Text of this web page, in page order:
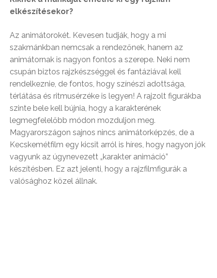
elkészítésekor?
Az animátorokét. Kevesen tudják, hogy a mi
szakmánkban nemcsak a rendezőnek, hanem az
animátornak is nagyon fontos a szerepe. Neki nem
csupán biztos rajzkészséggel és fantáziával kell
rendelkeznie, de fontos, hogy színészi adottsága,
térlátása és ritmusérzéke is legyen! A rajzolt figurákba
szinte bele kell bújnia, hogy a karakterének
legmegfelelőbb módon mozduljon meg.
Magyarországon sajnos nincs animátorképzés, de a
Kecskemétfilm egy kicsit arról is híres, hogy nagyon jók
vagyunk az úgynevezett „karakter animáció”
készítésben. Ez azt jelenti, hogy a rajzfilmfigurák a
valósághoz közel állnak.